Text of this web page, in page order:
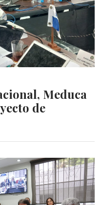
Meduca
de